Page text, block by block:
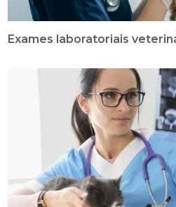
Exames laboratoriais